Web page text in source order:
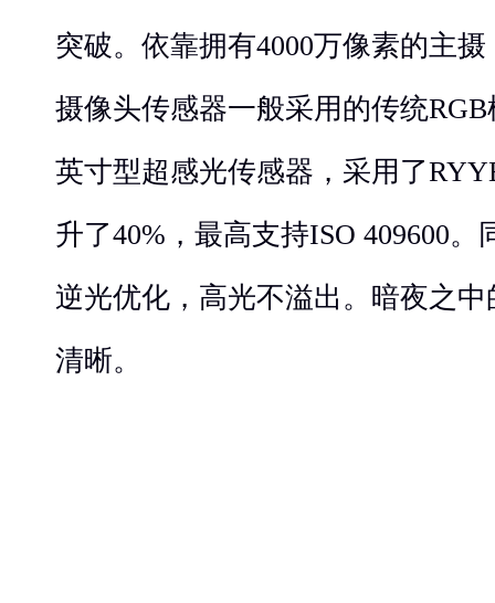
突破。依靠拥有4000万像素的主摄
摄像头传感器一般采用的传统
英寸型超感光传感器，采用了
升了40%，最高支持ISO 409600
逆光优化，高光不溢出。暗夜之
清晰。